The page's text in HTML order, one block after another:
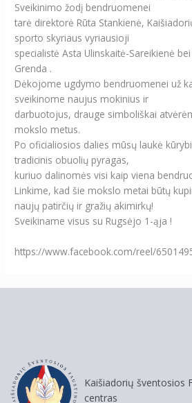
Sveikinimo žodį bendruomenei
tarė direktorė Rūta Stankienė,
sporto skyriaus vyriausioji
specialistė Asta Ulinskaitė-Sareikienė
Grenda .
Dėkojome ugdymo bendruomenei už
sveikinome naujus mokinius ir
darbuotojus, drauge simboliškai
mokslo metus.
Po oficialiosios dalies mūsų laukė
tradicinis obuolių pyragas,
kuriuo dalinomės visi kaip viena
Linkime, kad šie mokslo metai būtų
naujų patirčių ir gražių akimirkų!
Sveikiname visus su Rugsėjo 1-ąja !
https://www.facebook.com/reel/
Kaišiadorių šventosios
centras